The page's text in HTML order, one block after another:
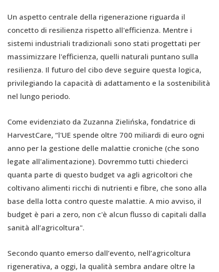
Un aspetto centrale della rigenerazione riguarda il
concetto di resilienza rispetto all'efficienza. Mentre i
sistemi industriali tradizionali sono stati progettati per
massimizzare l'efficienza, quelli naturali puntano sulla
resilienza. Il futuro del cibo deve seguire questa logica,
privilegiando la capacità di adattamento e la sostenibilità
nel lungo periodo.
Come evidenziato da Zuzanna Zielińska, fondatrice di
HarvestCare, “l'UE spende oltre 700 miliardi di euro ogni
anno per la gestione delle malattie croniche (che sono
legate all'alimentazione). Dovremmo tutti chiederci
quanta parte di questo budget va agli agricoltori che
coltivano alimenti ricchi di nutrienti e fibre, che sono alla
base della lotta contro queste malattie. A mio avviso, il
budget è pari a zero, non c'è alcun flusso di capitali dalla
sanità all’agricoltura".
Secondo quanto emerso dall’evento, nell’agricoltura
rigenerativa, a oggi, la qualità sembra andare oltre la